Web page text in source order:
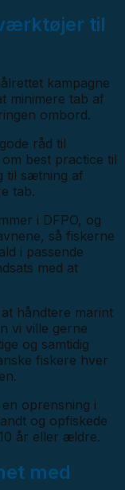
til
kampagne
minimere tab af
ombord.
råd til
best practice til
til sætning af
tab.
i DFPO, og
så fiskerne
i passende
med at
håndtere marint
vi ville gerne
og samtidig
fiskere hver
oprensning i
og opfiskede
år eller ældre.
med